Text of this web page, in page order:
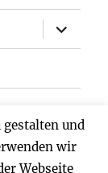
anzeigen
gestalten und
wir
Webseite